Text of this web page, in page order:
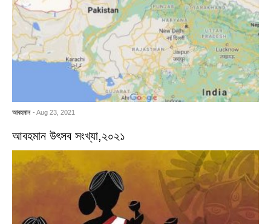
আবহমান - Aug 23, 2021
আবহমান উৎসব সংখ্যা,২০২১